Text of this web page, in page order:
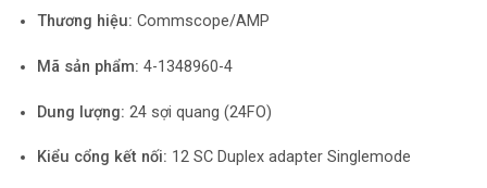
Thương hiệu: Commscope/AMP
Mã sản phẩm: 4-1348960-4
Dung lượng: 24 sợi quang (24FO)
Kiểu cổng kết nối: 12 SC Duplex adapter Singlemode